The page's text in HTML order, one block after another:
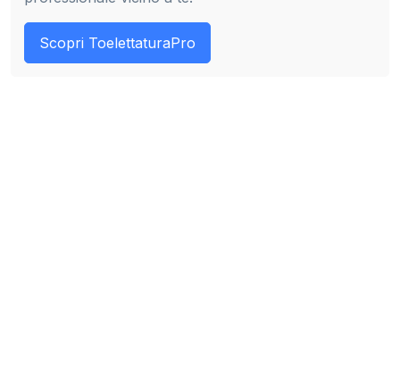
Scopri ToelettaturaPro